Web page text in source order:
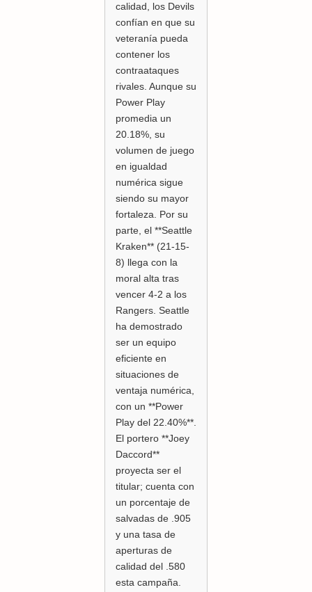
calidad, los Devils
confían en que su
veteranía pueda
contener los
contraataques
rivales. Aunque su
Power Play
promedia un
20.18%, su
volumen de juego
en igualdad
numérica sigue
siendo su mayor
fortaleza. Por su
parte, el **Seattle
Kraken** (21-15-
8) llega con la
moral alta tras
vencer 4-2 a los
Rangers. Seattle
ha demostrado
ser un equipo
eficiente en
situaciones de
ventaja numérica,
con un **Power
Play del 22.40%**.
El portero **Joey
Daccord**
proyecta ser el
titular; cuenta con
un porcentaje de
salvadas de .905
y una tasa de
aperturas de
calidad del .580
esta campaña.